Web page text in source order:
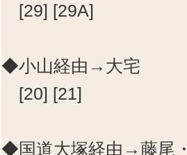
[29] [29A]
◆小山経由→大宅
[20] [21]
◆国道大塚経由→藤尾